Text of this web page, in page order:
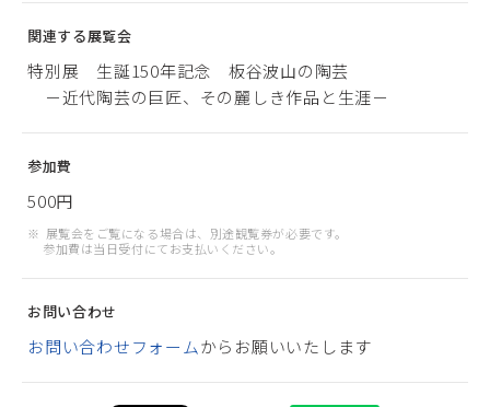
関連する展覧会
特別展 生誕150年記念 板谷波山の陶芸
－近代陶芸の巨匠、その麗しき作品と生涯－
参加費
500円
展覧会をご覧になる場合は、別途観覧券が必要です。
参加費は当日受付にてお支払いください。
お問い合わせ
お問い合わせフォームからお願いいたします